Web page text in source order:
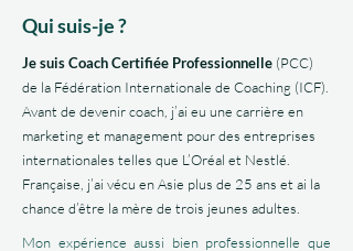
Qui suis-je ?
Je suis Coach Certifiée Professionnelle (PCC)
de la Fédération Internationale de Coaching (ICF).
Avant de devenir coach, j’ai eu une carrière en
marketing et management pour des entreprises
internationales telles que L’Oréal et Nestlé.
Française, j’ai vécu en Asie plus de 25 ans et ai la
chance d’être la mère de trois jeunes adultes.
Mon expérience aussi bien professionnelle que